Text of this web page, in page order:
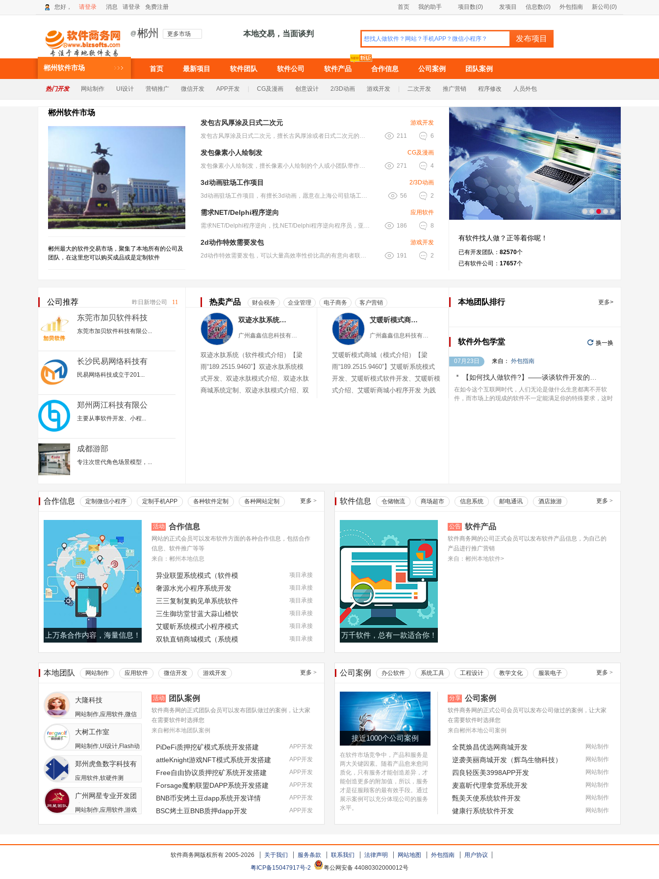
您好， 请登录 消息 请登录 免费注册 首页 我的助手 项目数(0) 发项目 信息数(0) 外包指南 新公司(0)
@ 郴州 更多市场 本地交易，当面谈判
郴州软件市场 首页 最新项目 软件团队 软件公司 软件产品 合作信息 公司案例 团队案例
热门开发 网站制作 UI设计 营销推广 微信开发 APP开发 CG及漫画 创意设计 2/3D动画 游戏开发 二次开发 推广营销 程序修改 人员外包
郴州软件市场
郴州最大的软件交易市场，聚集了本地所有的公司及
团队，在这里您可以购买成品或是定制软件
发包古风厚涂及日式二次元
游戏开发
发包古风厚涂及日式二次元，擅长古风厚涂或者日式二次元的画师 ，或小工作室带作.....
 211  6
发包像素小人绘制发
CG及漫画
发包像素小人绘制发，擅长像素小人绘制的个人或小团队带作品联系，项目要求高，无.....
 271  4
3d动画驻场工作项目
2/3D动画
3d动画驻场工作项目，有擅长3d动画，愿意在上海公司驻场工作的老铁吗？有的请.....
 56  2
需求NET/Delphi程序逆向
应用软件
需求NET/Delphi程序逆向，找.NET/Delphi程序逆向程序员，亚.....
 186  8
2d动作特效需要发包
游戏开发
2d动作特效需要发包，可以大量高效率性价比高的有意向者联系我，需测试，或者有.....
 191  2
有软件找人做？正等着你呢！
已有开发团队： 82570个
已有软件公司： 17657个
公司推荐 昨日新增公司 11
东莞市加贝软件科技
东莞市加贝软件科技有限公...
长沙民易网络科技有
民易网络科技成立于201...
郑州两江科技有限公
主要从事‌软件开发、小程...
成都游部
专注次世代角色场景模型，...
热卖产品 财会税务 企业管理 电子商务 客户营销
双迹水肽系统（软件模式介绍）
广州鑫鑫信息科技有限公司
双迹水肽系统（软件模式介绍）【梁
雨“189.2515.9460”】双迹水肽系统模
式开发、双迹水肽模式介绍、双迹水肽
商城系统定制、双迹水肽模式介绍、双
艾暖昕模式商城（模式介绍）
广州鑫鑫信息科技有限公司
艾暖昕模式商城（模式介绍）【梁
雨“189.2515.9460”】艾暖昕系统模式
开发、艾暖昕模式软件开发、艾暖昕模
式介绍、艾暖昕商城小程序开发 为践
本地团队排行 更多>
软件外包学堂  换一换
07月23日 来自： 外包指南
 【如何找人做软件?】——谈谈软件开发的价格
在如今这个互联网时代，人们无论是做什么生意都离不开软
件，而市场上的现成的软件不一定能满足你的特殊要求，这时
合作信息 定制微信小程序 定制手机APP 各种软件定制 各种网站定制 更多 >
上万条合作内容，海量信息！
活动 合作信息
网站的正式会员可以发布软件方面的各种合作信息，包括合作
信息、软件推广等等
来自：郴州本地信息
异业联盟系统模式（软件模 项目承接
奢源水光小程序系统开发 项目承接
三三复制复购见单系统软件 项目承接
三生御坊堂甘蓝大蒜山楂饮 项目承接
艾暖昕系统模式小程序模式 项目承接
双轨直销商城模式（系统模 项目承接
软件信息 仓储物流 商场超市 信息系统 邮电通讯 酒店旅游 更多 >
万千软件，总有一款适合你！
公告 软件产品
软件商务网的公司正式会员可以发布软件产品信息，为自己的
产品进行推广营销
来自：郴州本地软件>
本地团队 网站制作 应用软件 微信开发 游戏开发 更多 >
大隆科技
网站制作,应用软件,微信
开发,游戏开发,APP开发,
软件二次开发
大树工作室
网站制作,UI设计,Flash动
画,游戏开发,APP开发,广
告包装设计
郑州虎鱼数字科技有
限公司
应用软件,软硬件测
试,APP开发,人员外包,其
他开发与服务
广州网星专业开发团
队
网站制作,应用软件,游戏
活动 团队案例
软件商务网的正式团队会员可以发布团队做过的案例，让大家
在需要软件时选择您
来自郴州本地团队案例
PiDeFi质押挖矿模式系统开发搭建 APP开发
attleKnight游戏NFT模式系统开发搭建 APP开发
Free自由协议质押挖矿系统开发搭建 APP开发
Forsage魔豹联盟DAPP系统开发搭建 APP开发
BNB币安烤土豆dapp系统开发详情 APP开发
BSC烤土豆BNB质押dapp开发 APP开发
公司案例 办公软件 系统工具 工程设计 教学文化 服装电子 更多 >
接近1000个公司案例
在软件市场竞争中，产品和服务是
两大关键因素。随着产品愈来愈同
质化，只有服务才能创造差异，才
能创造更多的附加值，所以，服务
才是征服顾客的最有效手段。通过
展示案例可以充分体现公司的服务
水平。
分享 公司案例
软件商务网的正式公司会员可以发布公司做过的案例，让大家
在需要软件时选择您
来自郴州本地公司案例
全苠焕昌优选网商城开发 网站制作
逆袭美丽商城开发（辉鸟生物科技） 网站制作
四良轻医美3998APP开发 网站制作
麦嘉昕代理拿货系统开发 网站制作
甄美天使系统软件开发 网站制作
健康行系统软件开发 网站制作
软件商务网版权所有 2005-2026 关于我们 服务条款 联系我们 法律声明 网站地图 外包指南
用户协议
粤ICP备15047917号-2
粤公网安备 44080302000012号